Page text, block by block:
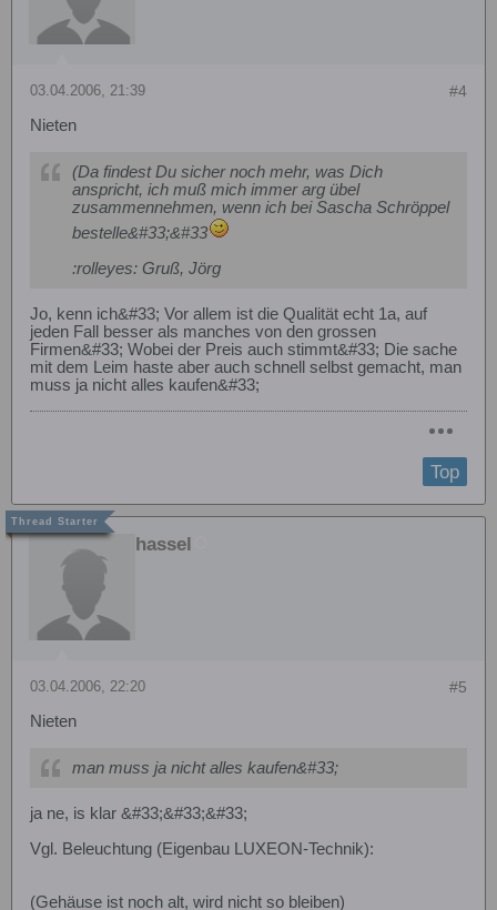
#4
03.04.2006, 21:39
Nieten
(Da findest Du sicher noch mehr, was Dich
anspricht, ich muß mich immer arg übel
zusammennehmen, wenn ich bei Sascha Schröppel
bestelle&#33;&#33
:rolleyes: Gruß, Jörg
Jo, kenn ich&#33; Vor allem ist die Qualität echt 1a, auf
jeden Fall besser als manches von den grossen
Firmen&#33; Wobei der Preis auch stimmt&#33; Die sache
mit dem Leim haste aber auch schnell selbst gemacht, man
muss ja nicht alles kaufen&#33;
Top
hassel
#5
03.04.2006, 22:20
Nieten
man muss ja nicht alles kaufen&#33;
ja ne, is klar &#33;&#33;&#33;
Vgl. Beleuchtung (Eigenbau LUXEON-Technik):
(Gehäuse ist noch alt, wird nicht so bleiben)